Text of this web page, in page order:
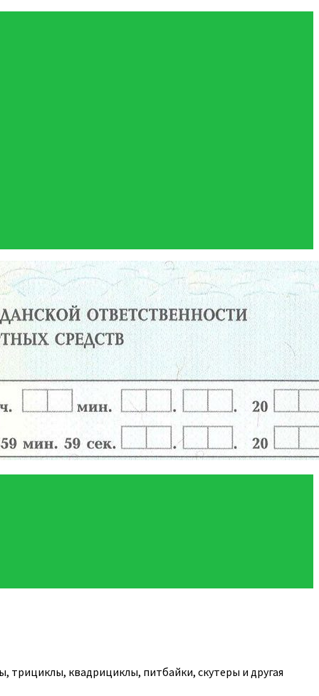
трициклы, квадрициклы, питбайки, скутеры и другая